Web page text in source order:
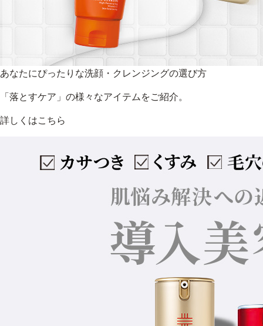
あなたにぴったりな洗顔・クレンジングの選び方
「落とすケア」の様々なアイテムをご紹介。
詳しくはこちら